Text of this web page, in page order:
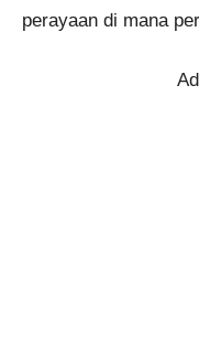
perayaan di mana